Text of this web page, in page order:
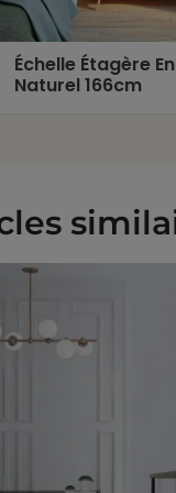
Échelle Étagère
Naturel 166cm